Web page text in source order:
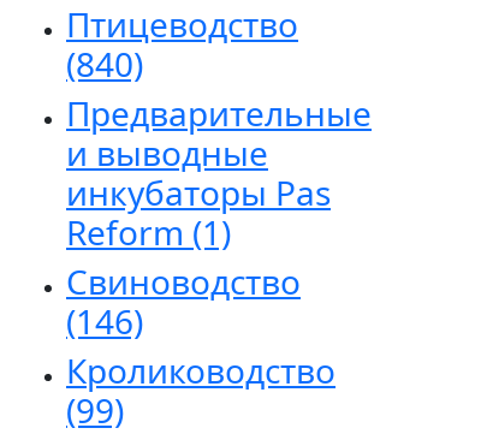
Птицеводство
(840)
Предварительные
и выводные
инкубаторы Pas
Reform (1)
Свиноводство
(146)
Кролиководство
(99)